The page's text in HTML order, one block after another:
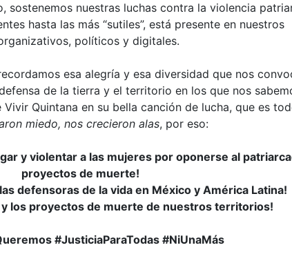
sostenemos nuestras luchas contra la violencia
hasta las más “sutiles”, está presente en nuestros
políticos y digitales.
esa alegría y esa diversidad que nos
de la tierra y el territorio en los que nos
Quintana en su bella canción de lucha, que es
miedo, nos crecieron alas, por eso:
y violentar a las mujeres por oponerse al
proyectos de muerte!
defensoras de la vida en México y América Latina!
y los proyectos de muerte de nuestros territorios!
#JusticiaParaTodas #NiUnaMás